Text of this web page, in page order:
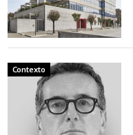
Contexto